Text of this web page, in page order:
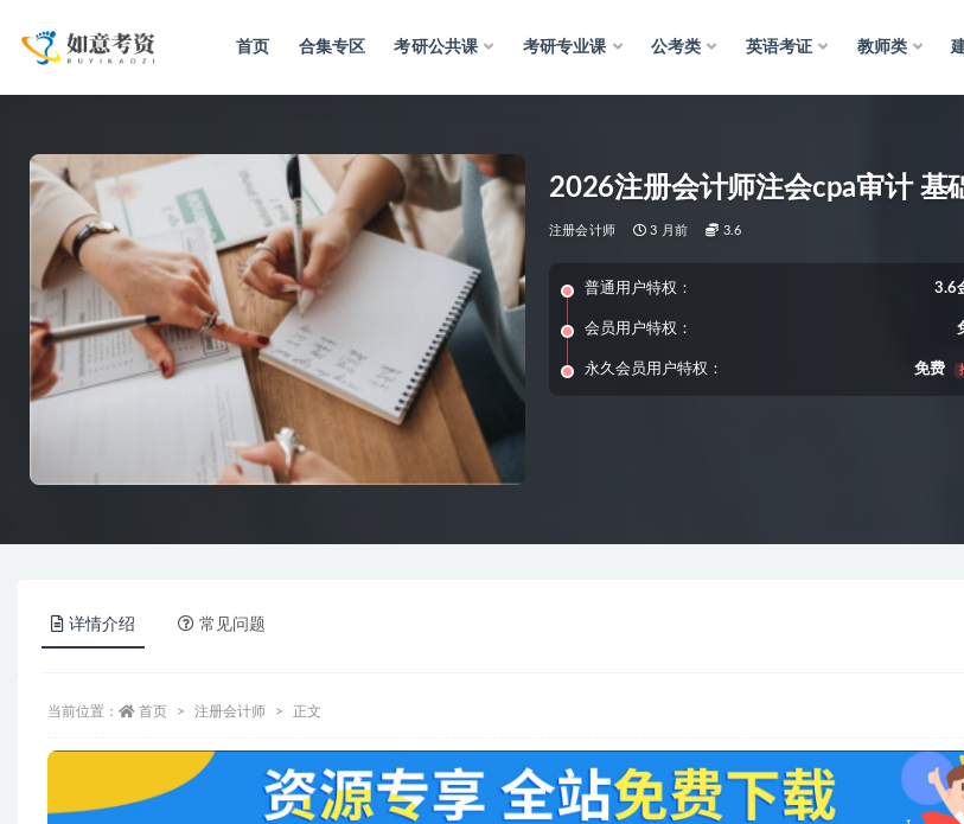
首页 合集专区 考研公共课 考研专业课 公考类 英语考证 教师类
2026注册会计师注会cpa审计 基
注册会计师 3 月前 3.6
普通用户特权： 3.6
会员用户特权：
永久会员用户特权： 免费
详情介绍 常见问题
当前位置： 首页 注册会计师 正文